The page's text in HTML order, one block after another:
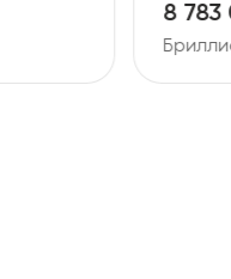
8 783